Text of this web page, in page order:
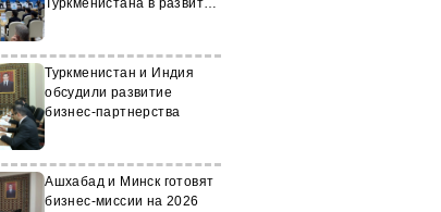
Туркменистана в развитии
Туркменистан и Индия
обсудили развитие
бизнес-партнерства
Ашхабад и Минск готовят
бизнес-миссии на 2026